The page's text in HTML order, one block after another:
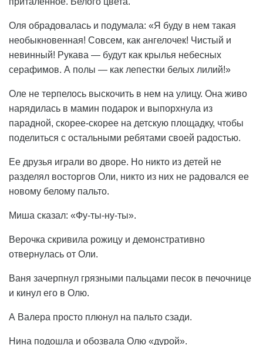
Оля обрадовалась и подумала: «Я буду в нем такая
необыкновенная! Совсем, как ангелочек! Чистый и
невинный! Рукава — будут как крылья небесных
серафимов. А полы — как лепестки белых лилий!»
Оле не терпелось выскочить в нем на улицу. Она живо
нарядилась в мамин подарок и выпорхнула из
парадной, скорее-скорее на детскую площадку, чтобы
поделиться с остальными ребятами своей радостью.
Ее друзья играли во дворе. Но никто из детей не
разделял восторгов Оли, никто из них не радовался ее
новому белому пальто.
Миша сказал: «Фу-ты-ну-ты».
Верочка скривила рожицу и демонстративно
отвернулась от Оли.
Ваня зачерпнул грязными пальцами песок в печочнице
и кинул его в Олю.
А Валера просто плюнул на пальто сзади.
Нина подошла и обозвала Олю «дурой».